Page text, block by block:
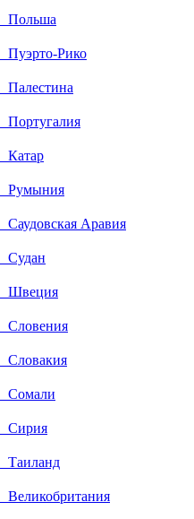
Польша
Пуэрто-Рико
Палестина
Португалия
Катар
Румыния
Саудовская Аравия
Судан
Швеция
Словения
Словакия
Сомали
Сирия
Таиланд
Великобритания